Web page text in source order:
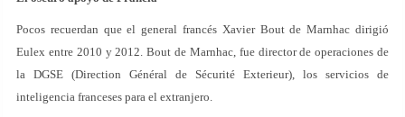
Pocos recuerdan que el general francés Xavier Bout de Marnhac dirigió
Eulex entre 2010 y 2012. Bout de Marnhac, fue director de operaciones de
la DGSE (Direction Général de Sécurité Exterieur), los servicios de
inteligencia franceses para el extranjero.